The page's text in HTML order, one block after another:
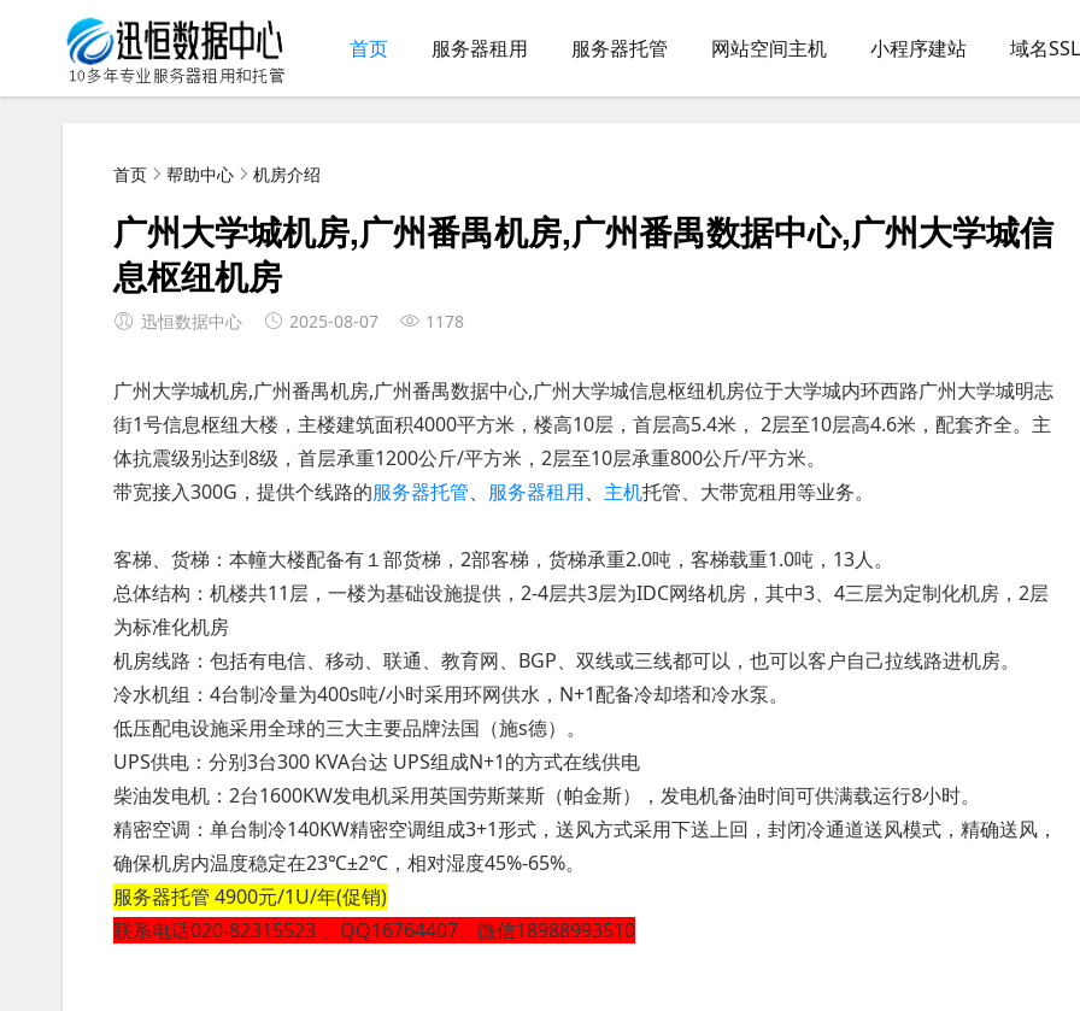
首页 服务器租用 服务器托管 网站空间主机 小程序建站 域名
首页 帮助中心 机房介绍
广州大学城机房,广州番禺机房,广州番禺数据中心,广州大学城信
息枢纽机房
迅恒数据中心 2025-08-07 1178
广州大学城机房,广州番禺机房,广州番禺数据中心,广州大学城信息枢纽机房位于大学城内环西路广州大学城明志
街1号信息枢纽大楼，主楼建筑面积4000平方米，楼高10层，首层高5.4米， 2层至10层高4.6米，配套齐全。主
体抗震级别达到8级，首层承重1200公斤/平方米，2层至10层承重800公斤/平方米。
带宽接入300G，提供个线路的服务器托管、 服务器租用、 主机托管、大带宽租用等业务。
客梯、货梯：本幢大楼配备有１部货梯，2部客梯，货梯承重2.0吨，客梯载重1.0吨，13人。
总体结构：机楼共11层，一楼为基础设施提供，2-4层共3层为IDC网络机房，其中3、4三层为定制化机房，2层
为标准化机房
机房线路：包括有电信、移动、联通、教育网、BGP、双线或三线都可以，也可以客户自己拉线路进机房。
冷水机组：4台制冷量为400s吨/小时采用环网供水，N+1配备冷却塔和冷水泵。
低压配电设施采用全球的三大主要品牌法国（施s德）。
UPS供电：分别3台300 KVA台达 UPS组成N+1的方式在线供电
柴油发电机：2台1600KW发电机采用英国劳斯莱斯（帕金斯），发电机备油时间可供满载运行8小时。
精密空调：单台制冷140KW精密空调组成3+1形式，送风方式采用下送上回，封闭冷通道送风模式，精确送风，
确保机房内温度稳定在23℃±2℃，相对湿度45%-65%。
服务器托管 4900元/1U/年(促销)
联系电话020-82315523 、QQ16764407、微信18988993510